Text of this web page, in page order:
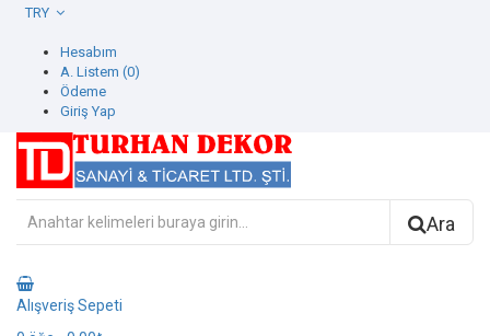
Hesabım
A. Listem (0)
Ödeme
Giriş Yap
Ara
Alışveriş Sepeti